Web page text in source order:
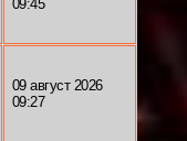
09:45
09 август 2026
09:27